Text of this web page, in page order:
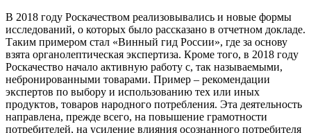
В 2018 году Роскачеством реализовывались и новые формы
исследований, о которых было рассказано в отчетном докладе.
Таким примером стал «Винный гид России», где за основу
взята органолептическая экспертиза. Кроме того, в 2018 году
Роскачество начало активную работу с, так называемыми,
небронированными товарами. Пример – рекомендации
экспертов по выбору и использованию тех или иных
продуктов, товаров народного потребления. Эта деятельность
направлена, прежде всего, на повышение грамотности
потребителей, на усиление влияния осознанного потребителя